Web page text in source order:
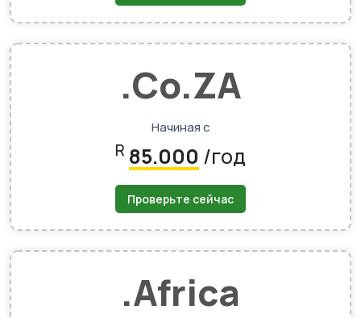
.Co.ZA
Начиная с
R 85.000 /год
Проверьте сейчас
.africa